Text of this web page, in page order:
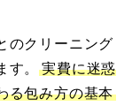
のクリーニング
す。実費に迷惑
る包み方の基本